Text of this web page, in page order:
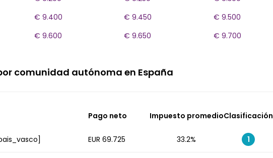
€ 9.400 € 9.450
€ 9.500
€ 9.600 € 9.650 € 9.700
comunidad autónoma en España
Pago neto Impuesto promedioClasificación
EUR 69.725 33.2% 1